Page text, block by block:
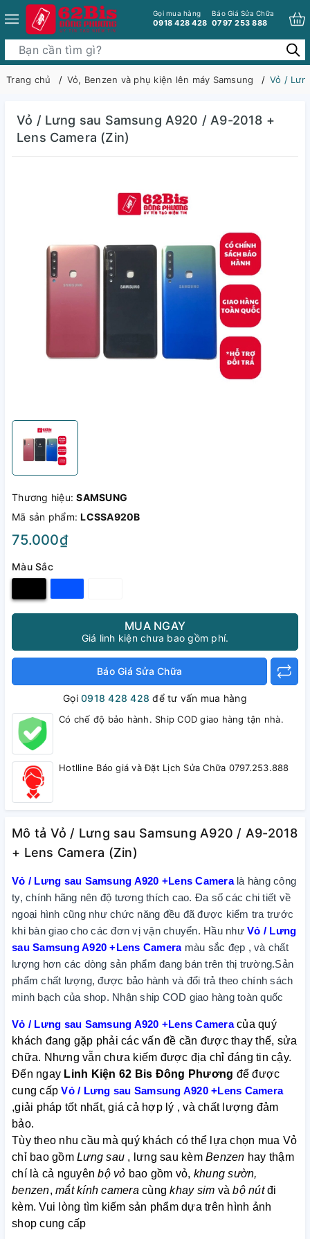
Gọi mua hàng
0918 428 428
Báo Giá Sửa Chữa
0797 253 888
Trang chủ Vỏ, Benzen và phụ kiện lên máy Samsung Vỏ /
Vỏ / Lưng sau Samsung A920 / A9-2018 +
Lens Camera (Zin)
Thương hiệu:SAMSUNG
Mã sản phẩm:LCSSA920B
75.000₫
Màu Sắc
MUA NGAY
Giá linh kiện chưa bao gồm phí.
Báo Giá Sửa Chữa
Gọi0918 428 428 để tư vấn mua hàng
Có chế độ bảo hành. Ship COD giao hàng tận nhà.
Hotlline Báo giá và Đặt Lịch Sửa Chữa 0797.253.888
Mô tả Vỏ / Lưng sau Samsung A920 / A9-2018
+ Lens Camera (Zin)
Vỏ / Lưng sau Samsung A920 +Lens Camera là hàng công
ty, chính hãng nên độ tương thích cao. Đa số các chi tiết về
ngoại hình cũng như chức năng đều đã được kiểm tra trước
khi bàn giao cho các đơn vị vận chuyển. Hầu nhưVỏ / Lưng
sau Samsung A920 +Lens Camera màu sắc đẹp , và chất
lượng hơn các dòng sản phẩm đang bán trên thị trường.Sản
phẩm chất lượng, được bảo hành và đổi trả theo chính sách
minh bạch của shop. Nhận ship COD giao hàng toàn quốc
Vỏ / Lưng sau Samsung A920 +Lens Cameracủa quý
khách đang gặp phải các vấn đề cần được thay thế, sửa
chữa. Nhưng vẫn chưa kiếm được địa chỉ đáng tin cậy.
Đến ngay Linh Kiện 62 Bis Đông Phương để được
cung cấpVỏ / Lưng sau Samsung A920 +Lens Camera
,giải pháp tốt nhất, giá cả hợp lý , và chất lượng đảm
bảo.
Tùy theo nhu cầu mà quý khách có thể lựa chọn mua Vỏ
chỉ bao gồm Lưng sau , lưng sau kèm Benzen hay thậm
chí là cả nguyênbộ vỏ bao gồm vỏ, khung sườn,
benzen, mắt kính camera cùngkhay sim vàbộ nútđi
kèm. Vui lòng tìm kiếm sản phẩm dựa trên hình ảnh
shop cung cấp